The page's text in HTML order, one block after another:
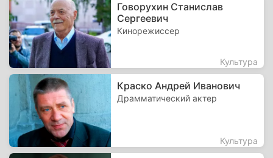
Говорухин Станислав
Сергеевич
Кинорежиссер
Культура
Краско Андрей Иванович
Драмматический актер
Культура